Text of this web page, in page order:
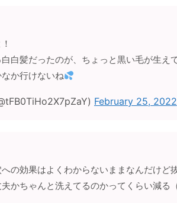
白髪だったのが、ちょっと黒い毛が生え
か行けないね
February 25, 2022
への効果はよくわからないままなんだけ
かちゃんと洗えてるのかってくらい減る